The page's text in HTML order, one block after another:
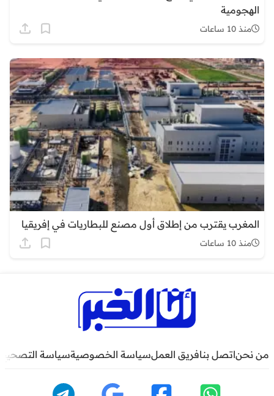
الهجومية
منذ 10 ساعات
المغرب يقترب من إطلاق أول مصنع للبطاريات في إفريقيا
منذ 10 ساعات
من نحناتصل بنافريق العملسياسة الخصوصيةسياسة التصحيح